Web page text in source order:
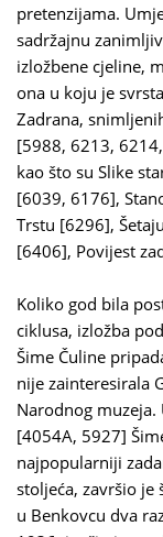
pretenzijama.
sadržajnu
izložbene cjeline,
ona u koju je
Zadrana,
[5988, 6213,
kao što su Slike
[6039, 6176],
Trstu [6296],
[6406], Povijest
Koliko god bila
ciklusa, izložba
Šime Čuline
nije zainteresirala
Narodnog
[4054A, 5927]
najpopularniji
stoljeća, završio je
u Benkovcu dva